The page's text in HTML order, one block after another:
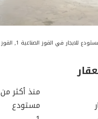
للايجار في القوز الصناعية 1, القوز الصناعية
منذ أكثر من 6 أشهر
مستودع